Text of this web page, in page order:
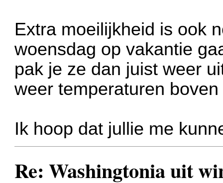
Extra moeilijkheid is ook
woensdag op vakantie
pak je ze dan juist weer
weer temperaturen boven
Ik hoop dat jullie me
Re: Washingtonia uit